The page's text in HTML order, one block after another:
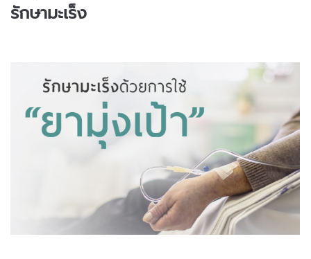
รักษามะเร็ง